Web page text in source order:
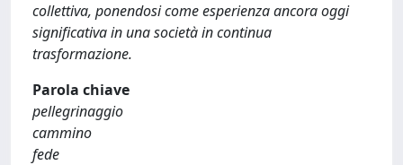
collettiva, ponendosi come esperienza ancora oggi
significativa in una società in continua
trasformazione.
Parola chiave
pellegrinaggio
cammino
fede